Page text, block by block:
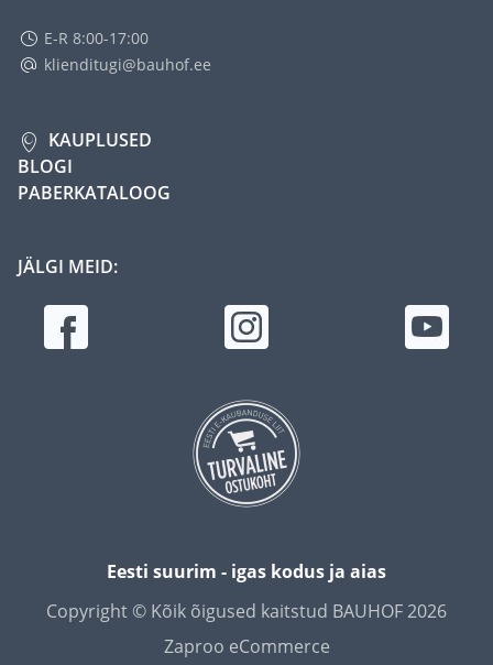
E-R 8:00-17:00
klienditugi@bauhof.ee
KAUPLUSED
BLOGI
PABERKATALOOG
JÄLGI MEID:
Eesti suurim - igas kodus ja aias
Copyright © Kõik õigused kaitstud BAUHOF 2026
Zaproo eCommerce